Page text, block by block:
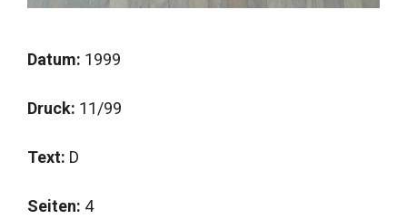
Datum: 1999
Druck: 11/99
Text: D
Seiten: 4